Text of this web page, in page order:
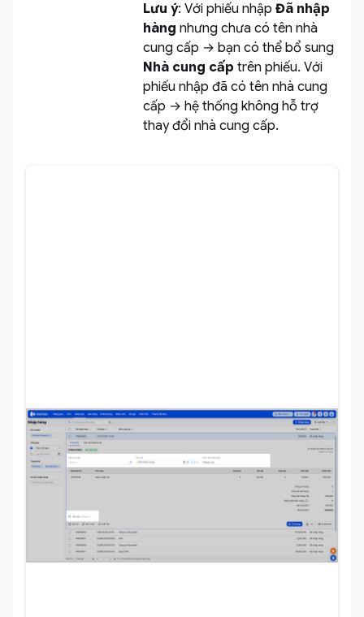
Lưu ý: Với phiếu nhập Đã nhập
hàng nhưng chưa có tên nhà
cung cấp → bạn có thể bổ sung
Nhà cung cấp trên phiếu. Với
phiếu nhập đã có tên nhà cung
cấp → hệ thống không hỗ trợ
thay đổi nhà cung cấp.